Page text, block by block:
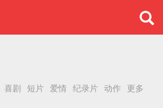
喜剧 短片 爱情 纪录片 动作 更多